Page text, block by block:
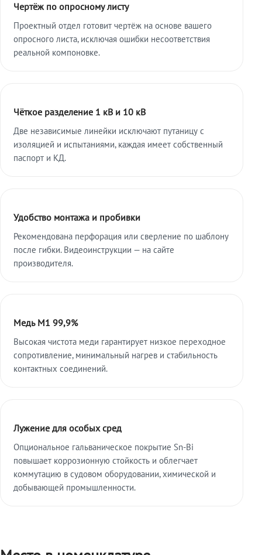
Чертёж по опросному листу
Проектный отдел готовит чертёж на основе вашего
опросного листа, исключая ошибки несоответствия
реальной компоновке.
Чёткое разделение 1 кВ и 10 кВ
Две независимые линейки исключают путаницу с
изоляцией и испытаниями, каждая имеет собственный
паспорт и КД.
Удобство монтажа и пробивки
Рекомендована перфорация или сверление по шаблону
после гибки. Видеоинструкции — на сайте
производителя.
Медь М1 99,9%
Высокая чистота меди гарантирует низкое переходное
сопротивление, минимальный нагрев и стабильность
контактных соединений.
Лужение для особых сред
Опциональное гальваническое покрытие Sn-Bi
повышает коррозионную стойкость и облегчает
коммутацию в судовом оборудовании, химической и
добывающей промышленности.